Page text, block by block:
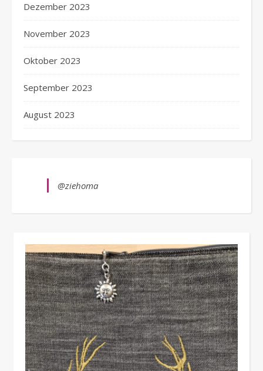
Dezember 2023
November 2023
Oktober 2023
September 2023
August 2023
@ziehoma